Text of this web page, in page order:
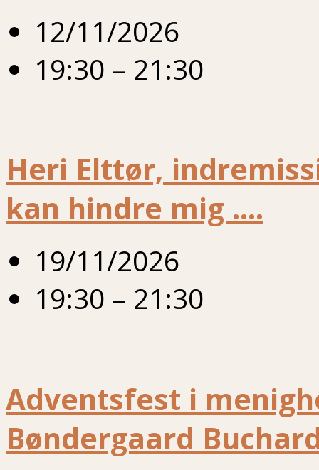
12/11/2026
19:30 – 21:30
Heri Elttør,
kan hindre mig ….
19/11/2026
19:30 – 21:30
Adventsfest i
Bøndergaard